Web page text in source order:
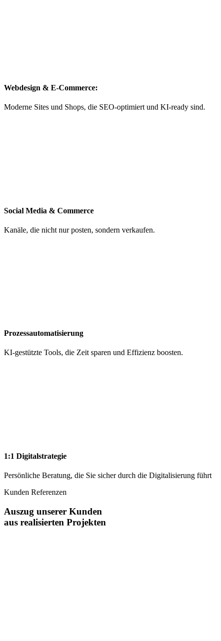
Webdesign & E-Commerce:
Moderne Sites und Shops, die SEO-optimiert und KI-ready sind.
Social Media & Commerce
Kanäle, die nicht nur posten, sondern verkaufen.
Prozessautomatisierung
KI-gestützte Tools, die Zeit sparen und Effizienz boosten.
1:1 Digitalstrategie
Persönliche Beratung, die Sie sicher durch die Digitalisierung führt
Kunden Referenzen
Auszug unserer Kunden
aus realisierten Projekten